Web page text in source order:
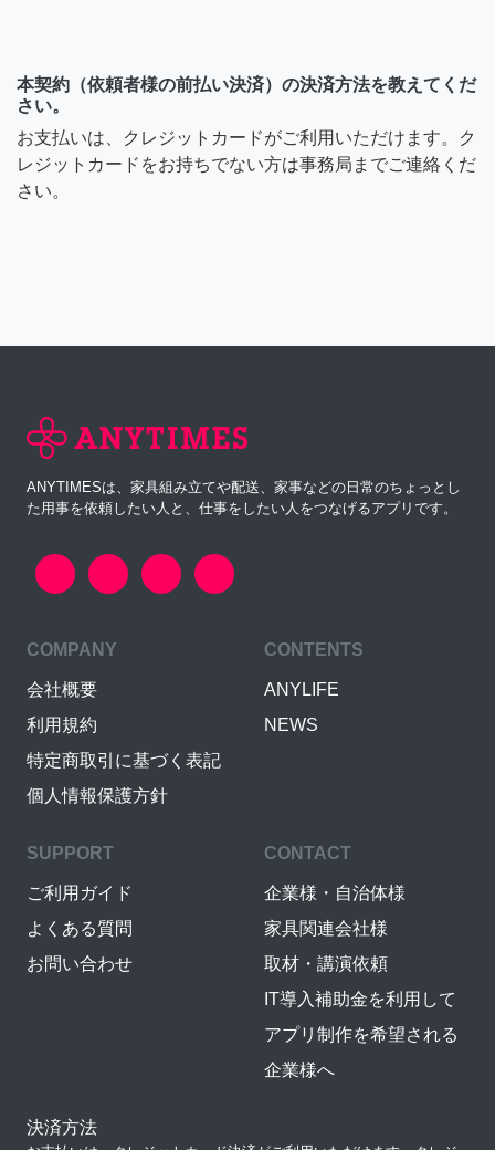
本契約（依頼者様の前払い決済）の決済方法を教えてくだ
さい。
お支払いは、クレジットカードがご利用いただけます。ク
レジットカードをお持ちでない方は事務局までご連絡くだ
さい。
ANYTIMESは、家具組み立てや配送、家事などの日常のちょっとし
た用事を依頼したい人と、仕事をしたい人をつなげるアプリです。
COMPANY
会社概要
利用規約
特定商取引に基づく表記
個人情報保護方針
CONTENTS
ANYLIFE
NEWS
SUPPORT
ご利用ガイド
よくある質問
お問い合わせ
CONTACT
企業様・自治体様
家具関連会社様
取材・講演依頼
IT導入補助金を利用して
アプリ制作を希望される
企業様へ
決済方法